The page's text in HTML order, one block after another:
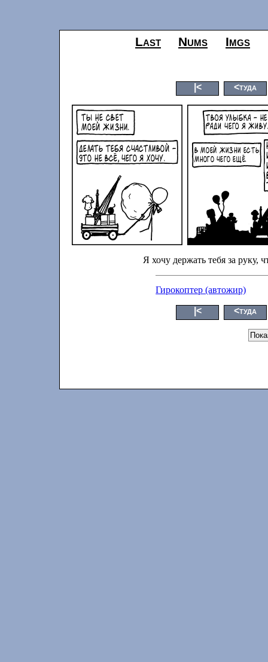
Last Nums Imgs
|< <туда
Я хочу держать тебя за руку,
Гирокоптер (автожир)
|< <туда